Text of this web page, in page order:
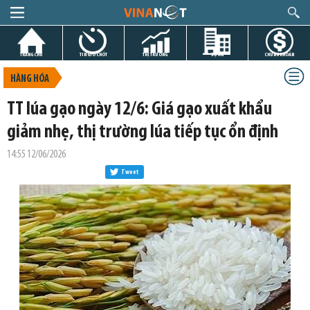
TRANG CHỦ TIN GIỜ CHÓT THỊ TRƯỜNG DỰ ÁN CHỨNG KHOÁN
HÀNG HÓA
TT lúa gạo ngày 12/6: Giá gạo xuất khẩu
giảm nhẹ, thị trường lúa tiếp tục ổn định
14:55 12/06/2026
Tweet